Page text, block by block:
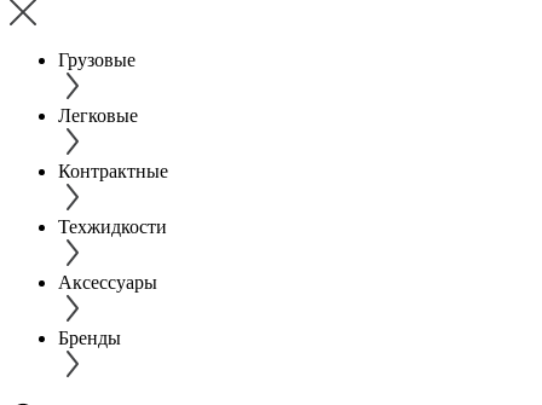
Грузовые
Легковые
Контрактные
Техжидкости
Аксессуары
Бренды